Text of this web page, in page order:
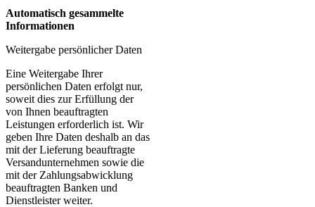
Automatisch gesammelte
Informationen
Weitergabe persönlicher Daten
Eine Weitergabe Ihrer
persönlichen Daten erfolgt nur,
soweit dies zur Erfüllung der
von Ihnen beauftragten
Leistungen erforderlich ist. Wir
geben Ihre Daten deshalb an das
mit der Lieferung beauftragte
Versandunternehmen sowie die
mit der Zahlungsabwicklung
beauftragten Banken und
Dienstleister weiter.